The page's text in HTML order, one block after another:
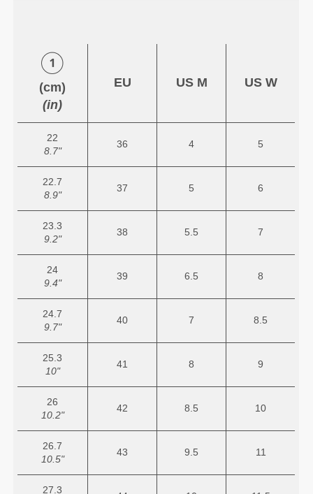
(cm)
(in)
EU US M US W
22
8.7"
36 4 5
22.7
8.9"
37 5 6
23.3
9.2"
38 5.5 7
24
9.4"
39 6.5 8
24.7
9.7"
40 7 8.5
25.3
10"
41 8 9
26
10.2"
42 8.5 10
26.7
10.5"
43 9.5 11
27.3